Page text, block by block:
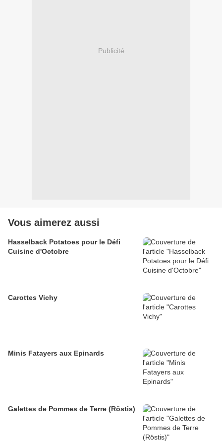
Publicité
Vous aimerez aussi
Hasselback Potatoes pour le Défi
Cuisine d'Octobre
Carottes Vichy
Minis Fatayers aux Epinards
Galettes de Pommes de Terre (Röstis)